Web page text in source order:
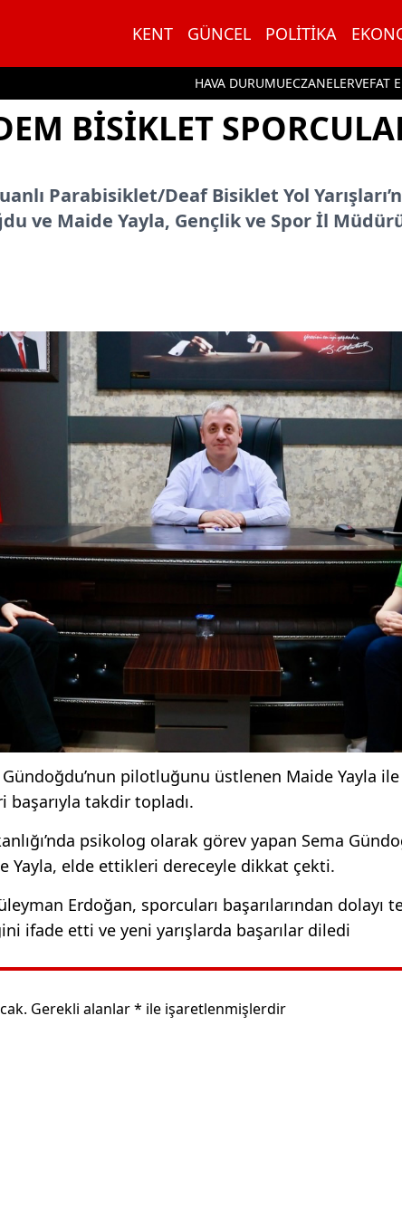
KENT GÜNCEL POLITIKA
HAVA DURUMUECZANELERVEFAT
BISIKLET
Parabisiklet/Deaf Bisiklet Yol
ve Maide Yayla, Gençlik ve Spor İl
pilotluğunu üstlenen Maide Yayla
takdir topladı.
psikolog olarak görev yapan Sema
Yayla, elde ettikleri dereceyle dikkat çekti.
Erdoğan, sporcuları başarılarından dolayı
ifade etti ve yeni yarışlarda başarılar diledi
Gerekli alanlar* ile işaretlenmişlerdir